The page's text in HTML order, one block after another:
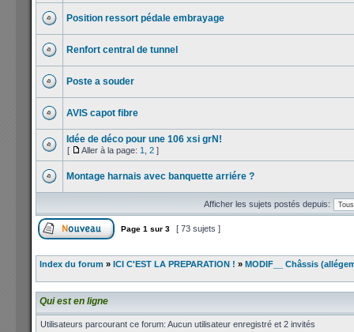
Position ressort pédale embrayage
Renfort central de tunnel
Poste a souder
AVIS capot fibre
Idée de déco pour une 106 xsi grN!
[ Aller à la page: 1 2 ]
Montage harnais avec banquette arriére ?
Afficher les sujets postés depuis:
Page 1 sur 3 [ 73 sujets ]
Index du forum » ICI C'EST LA PREPARATION ! » MODIF__ Châssis
Qui est en ligne
Utilisateurs parcourant ce forum: Aucun utilisateur enregistré et 2 invités